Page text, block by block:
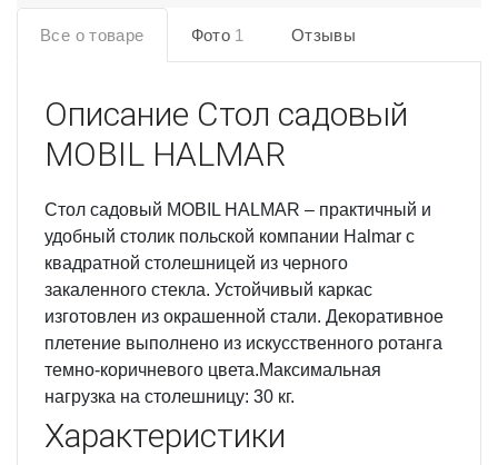
Все о товаре Фото 1 Отзывы
Описание Стол садовый
MOBIL HALMAR
Стол садовый MOBIL HALMAR – практичный и
удобный столик польской компании Halmar с
квадратной столешницей из черного
закаленного стекла. Устойчивый каркас
изготовлен из окрашенной стали. Декоративное
плетение выполнено из искусственного ротанга
темно-коричневого цвета.Максимальная
нагрузка на столешницу: 30 кг.
Характеристики